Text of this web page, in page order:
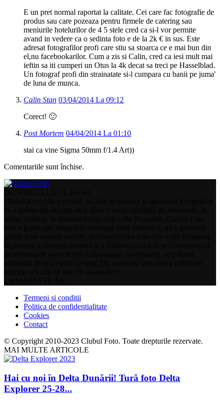
E un pret normal raportat la calitate. Cei care fac fotografie de
produs sau care pozeaza pentru firmele de catering sau
meniurile hotelurilor de 4 5 stele cred ca si-l vor permite
avand in vedere ca o sedinta foto e de la 2k € in sus. Este
adresat fotografilor profi care stiu sa stoarca ce e mai bun din
el,nu facebookarilor. Cum a zis si Calin, cred ca iesi mult mai
ieftin sa iti cumperi un Otus la 4k decat sa treci pe Hasselblad.
Un fotograf profi din strainatate si-l cumpara cu banii pe juma'
de luna de munca.
Calin Stan 03/04/2014 La 09:12
Corect! 🙂
Post Mortem 04/04/2014 La 01:10
stai ca vine Sigma 50mm f/1.4 Art))
Comentariile sunt închise.
Termeni si conditii
Politica de confidentialitate
Cookies
Contact
© Copyright 2010-2023 Clubul Foto. Toate drepturile rezervate.
MAI MULTE ARTICOLE
Hai cu noi în Delta Dunării! Tură foto Delta
Explorer 25-28...